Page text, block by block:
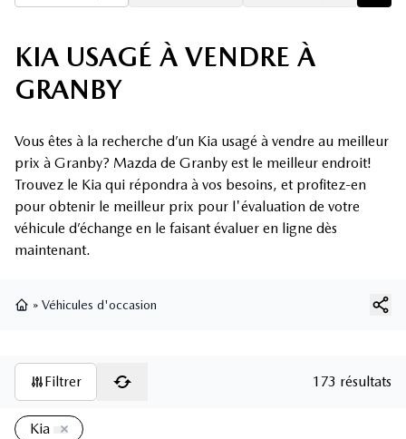
KIA USAGÉ À VENDRE À
GRANBY
Vous êtes à la recherche d’un Kia usagé à vendre au meilleur
prix à Granby? Mazda de Granby est le meilleur endroit!
Trouvez le Kia qui répondra à vos besoins, et profitez-en
pour obtenir le meilleur prix pour l'évaluation de votre
véhicule d’échange en le faisant évaluer en ligne dès
maintenant.
» Véhicules d'occasion
Filtrer 173 résultats
Kia